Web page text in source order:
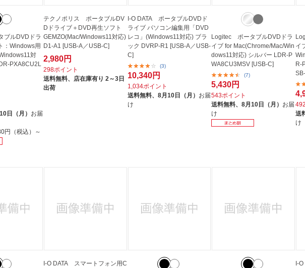
ルDVDドラ
：Windows用
対
PXA8CU2L
日（月） お届
円（税込）～
テクノポリス ポータブルDV
Dドライブ＋DVD再生ソフト
GEMZO(Mac/Windows11対応)
D1-A1 [USB-A／USB-C]
2,980円
298ポイント
送料無料、 店在庫有り 2～3日
出荷
I-O DATA ポータブルDVDド
ライブ パソコン編集用「DVD
レコ」(Windows11対応) ブラ
ック DVRP-R1 [USB-A／USB-
C]
(3)
10,340円
1,034ポイント
送料無料、 8月10日（月） お届
け
Logitec ポータブルDVDドラ
イブ for Mac(Chrome/Mac/Win
dows11対応) シルバー LDR-P
WA8CU3MSV [USB-C]
(7)
5,430円
543ポイント
送料無料、8月10日（月） お届
け
イ
R-
送
け
I-O DATA スマートフォン用C
I-